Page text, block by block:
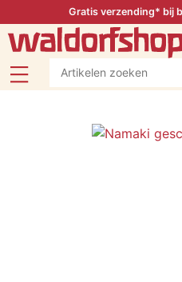
Gratis verzending* bij